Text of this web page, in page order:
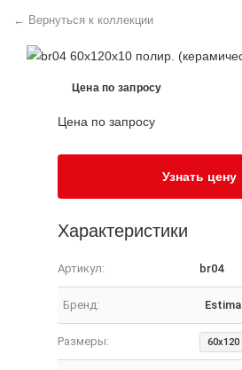
← Вернуться к коллекции
Цена по запросу
Цена по запросу
Узнать цену
Характеристики
Артикул: br04
Бренд: Estima
Размеры: 60x120